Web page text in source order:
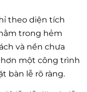
theo diện tích
trong hẻm
và nền chưa
một công trình
bàn lễ rõ ràng.